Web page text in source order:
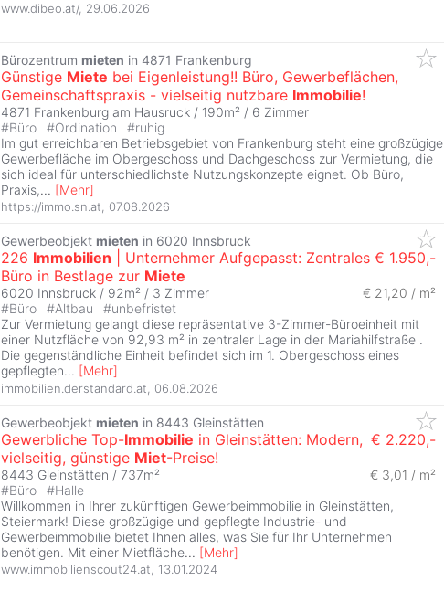
www.dibeo.at/, 29.06.2026
Bürozentrum mieten in 4871 Frankenburg
Günstige Miete bei Eigenleistung!! Büro, Gewerbeflächen,
Gemeinschaftspraxis - vielseitig nutzbare Immobilie!
4871 Frankenburg am Hausruck / 190m² / 6 Zimmer
#Büro #Ordination #ruhig
Im gut erreichbaren Betriebsgebiet von Frankenburg steht eine großzügige
Gewerbefläche im Obergeschoss und Dachgeschoss zur Vermietung, die
sich ideal für unterschiedlichste Nutzungskonzepte eignet. Ob Büro,
Praxis,... [Mehr]
https://immo.sn.at 07.08.2026
Gewerbeobjekt mieten in 6020 Innsbruck
226 Immobilien | Unternehmer Aufgepasst: Zentrales
Büro in Bestlage zur Miete
€ 1.950,-
6020 Innsbruck / 92m² / 3 Zimmer € 21,20 / m²
#Büro #Altbau #unbefristet
Zur Vermietung gelangt diese repräsentative 3-Zimmer-Büroeinheit mit
einer Nutzfläche von 92,93 m² in zentraler Lage in der Mariahilfstraße .
Die gegenständliche Einheit befindet sich im 1. Obergeschoss eines
gepflegten... [Mehr]
immobilien.derstandard.at 06.08.2026
Gewerbeobjekt mieten in 8443 Gleinstätten
Gewerbliche Top-Immobilie in Gleinstätten: Modern,
vielseitig, günstige Miet-Preise!
€ 2.220,-
8443 Gleinstätten / 737m²
€ 3,01 / m²
#Büro #Halle
Willkommen in Ihrer zukünftigen Gewerbeimmobilie in Gleinstätten,
Steiermark! Diese großzügige und gepflegte Industrie- und
Gewerbeimmobilie bietet Ihnen alles, was Sie für Ihr Unternehmen
benötigen. Mit einer Mietfläche... [Mehr]
www.immobilienscout24.at, 13.01.2024